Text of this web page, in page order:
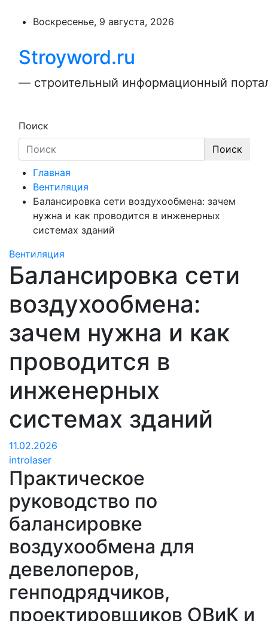
Воскресенье, 9 августа, 2026
Stroyword.ru
— строительный информационный
Поиск
Поиск
Главная
Вентиляция
Балансировка сети воздухообмена: зачем
нужна и как проводится в инженерных
системах зданий
Вентиляция
Балансировка сети
воздухообмена:
зачем нужна и как
проводится в
инженерных
системах зданий
11.02.2026
introlaser
Практическое
руководство по
балансировке
воздухообмена для
девелоперов,
генподрядчиков,
проектировщиков ОВиК и